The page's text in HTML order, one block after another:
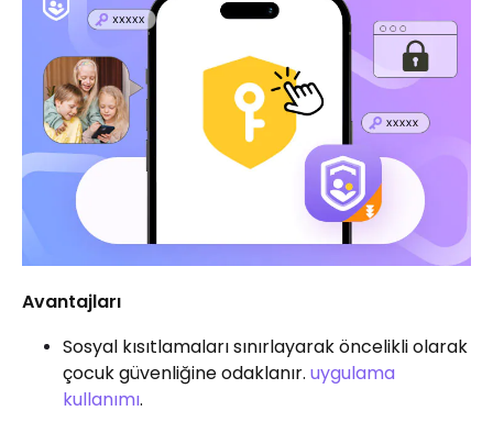
Avantajları
Sosyal kısıtlamaları sınırlayarak öncelikli olarak
çocuk güvenliğine odaklanır. uygulama
kullanımı.